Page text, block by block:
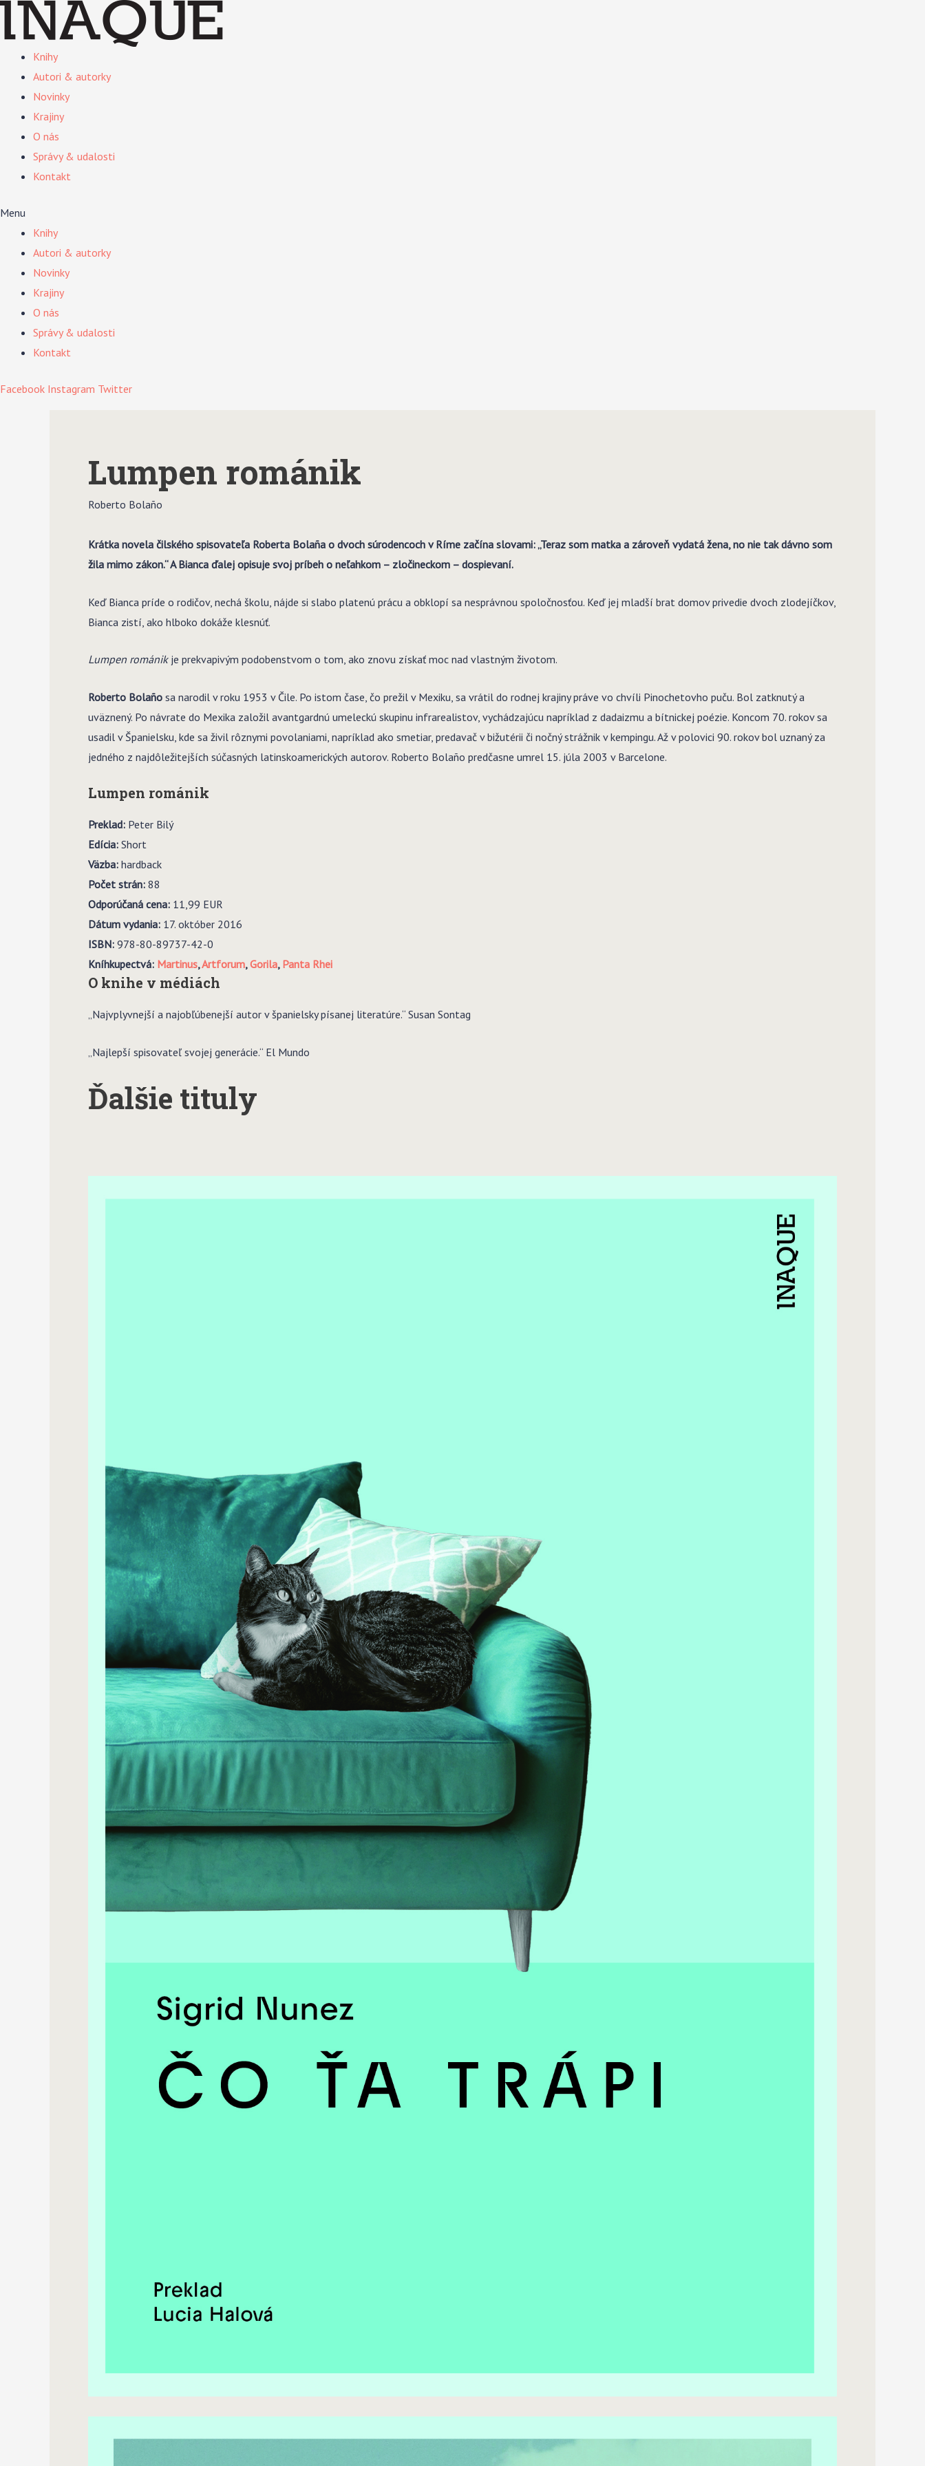
Preskočiť
Knihy
Autori & autorky
Novinky
Krajiny
O nás
Správy & udalosti
Kontakt
Menu
Knihy
Autori & autorky
Novinky
Krajiny
O nás
Správy & udalosti
Kontakt
Facebook Instagram Twitter
Lumpen románik
Roberto Bolaño
Krátka novela čilského spisovateľa Roberta Bolaña o dvoch súrodencoch v Ríme začína slovami: „Teraz som matka a zároveň vydatá žena, no nie tak dávno som
žila mimo zákon.“ A Bianca ďalej opisuje svoj príbeh o neľahkom – zločineckom – dospievaní.
Keď Bianca príde o rodičov, nechá školu, nájde si slabo platenú prácu a obklopí sa nesprávnou spoločnosťou. Keď jej mladší brat domov privedie dvoch zlodejíčkov,
Bianca zistí, ako hlboko dokáže klesnúť.
Lumpen románikje prekvapivým podobenstvom o tom, ako znovu získať moc nad vlastným životom.
Roberto Bolaño sa narodil v roku 1953 v Čile. Po istom čase, čo prežil v Mexiku, sa vrátil do rodnej krajiny práve vo chvíli Pinochetovho puču. Bol zatknutý a
uväznený. Po návrate do Mexika založil avantgardnú umeleckú skupinu infrarealistov, vychádzajúcu napríklad z dadaizmu a bítnickej poézie. Koncom 70. rokov sa
usadil v Španielsku, kde sa živil rôznymi povolaniami, napríklad ako smetiar, predavač v bižutérii či nočný strážnik v kempingu. Až v polovici 90. rokov bol uznaný za
jedného z najdôležitejších súčasných latinskoamerických autorov. Roberto Bolaño predčasne umrel 15. júla 2003 v Barcelone.
Lumpen románik
Preklad: Peter Bilý
Edícia: Short
Väzba: hardback
Počet strán: 88
Odporúčaná cena: 11,99 EUR
Dátum vydania: 17. október 2016
ISBN: 978-80-89737-42-0
Kníhkupectvá: Martinus,Artforum,Gorila, Panta Rhei
O knihe v médiách
„Najvplyvnejší a najobľúbenejší autor v španielsky písanej literatúre.“ Susan Sontag
„Najlepší spisovateľ svojej generácie.“ El Mundo
Ďalšie tituly